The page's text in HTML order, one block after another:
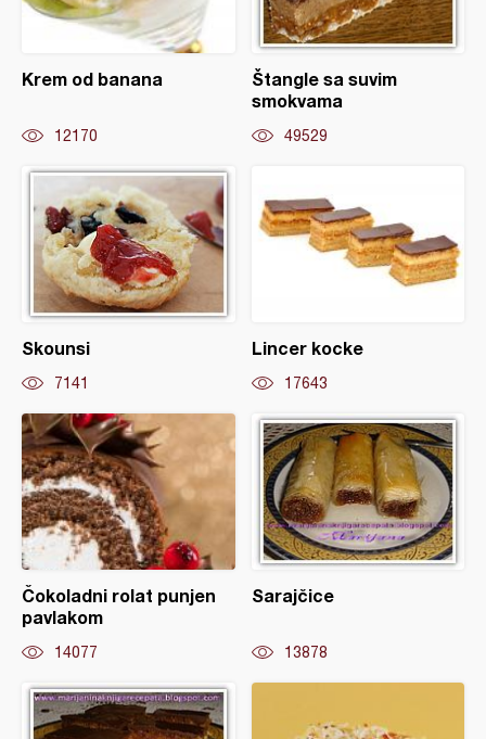
Krem od banana
12170
Štangle sa suvim
smokvama
49529
Skounsi
7141
Lincer kocke
17643
Čokoladni rolat punjen
pavlakom
14077
Sarajčice
13878